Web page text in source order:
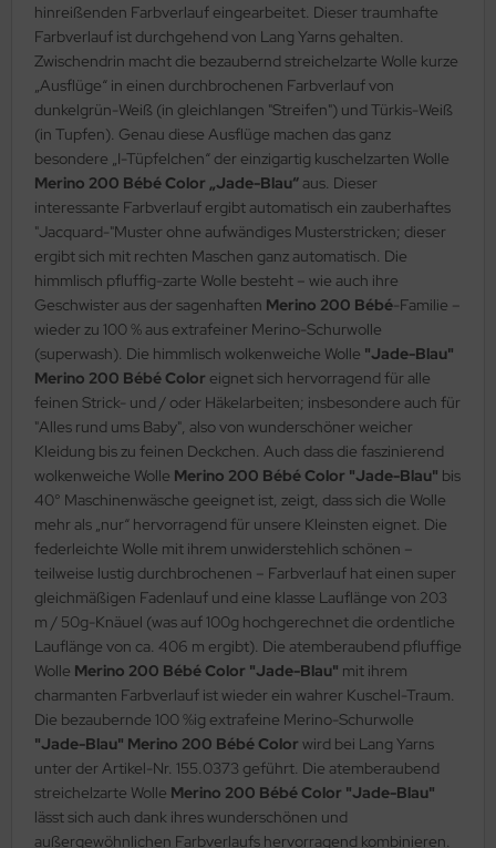
hinreißenden Farbverlauf eingearbeitet. Dieser traumhafte
Farbverlauf ist durchgehend von Lang Yarns gehalten.
Zwischendrin macht die bezaubernd streichelzarte Wolle kurze
„Ausflüge“ in einen durchbrochenen Farbverlauf von
dunkelgrün-Weiß (in gleichlangen "Streifen") und Türkis-Weiß
(in Tupfen). Genau diese Ausflüge machen das ganz
besondere „I-Tüpfelchen“ der einzigartig kuschelzarten Wolle
Merino 200 Bébé Color „Jade-Blau“ aus. Dieser
interessante Farbverlauf ergibt automatisch ein zauberhaftes
"Jacquard-"Muster ohne aufwändiges Musterstricken; dieser
ergibt sich mit rechten Maschen ganz automatisch. Die
himmlisch pfluffig-zarte Wolle besteht – wie auch ihre
Geschwister aus der sagenhaften Merino 200 Bébé-Familie –
wieder zu 100 % aus extrafeiner Merino-Schurwolle
(superwash). Die himmlisch wolkenweiche Wolle "Jade-Blau"
Merino 200 Bébé Color eignet sich hervorragend für alle
feinen Strick- und / oder Häkelarbeiten; insbesondere auch für
"Alles rund ums Baby", also von wunderschöner weicher
Kleidung bis zu feinen Deckchen. Auch dass die faszinierend
wolkenweiche Wolle Merino 200 Bébé Color "Jade-Blau" bis
40° Maschinenwäsche geeignet ist, zeigt, dass sich die Wolle
mehr als „nur“ hervorragend für unsere Kleinsten eignet. Die
federleichte Wolle mit ihrem unwiderstehlich schönen –
teilweise lustig durchbrochenen – Farbverlauf hat einen super
gleichmäßigen Fadenlauf und eine klasse Lauflänge von 203
m / 50g-Knäuel (was auf 100g hochgerechnet die ordentliche
Lauflänge von ca. 406 m ergibt). Die atemberaubend pfluffige
Wolle Merino 200 Bébé Color "Jade-Blau" mit ihrem
charmanten Farbverlauf ist wieder ein wahrer Kuschel-Traum.
Die bezaubernde 100 %ig extrafeine Merino-Schurwolle
"Jade-Blau" Merino 200 Bébé Color wird bei Lang Yarns
unter der Artikel-Nr. 155.0373 geführt. Die atemberaubend
streichelzarte Wolle Merino 200 Bébé Color "Jade-Blau"
lässt sich auch dank ihres wunderschönen und
außergewöhnlichen Farbverlaufs hervorragend kombinieren.